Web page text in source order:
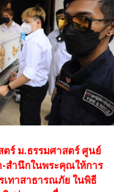
ร์ ม.ธรรมศาสตร์ ศูนย์
สำนึกในพระคุณให้การ
ทาสาธารณภัย ในพิธี